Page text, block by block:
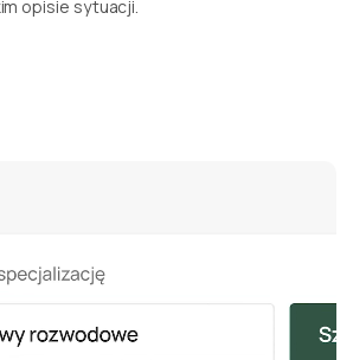
opisie sytuacji.